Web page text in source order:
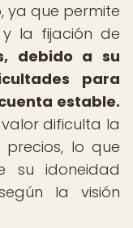
ya que permite
la fijación de
debido a su
para
estable.
dificulta la
lo que
su idoneidad
la visión